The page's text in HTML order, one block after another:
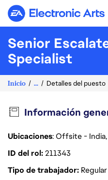
Electronic Arts
Senior
Specialist
Inicio ... Detalles del puesto
Información
Ubicaciones: Offsite -
ID del rol211343
Tipo de trabajador